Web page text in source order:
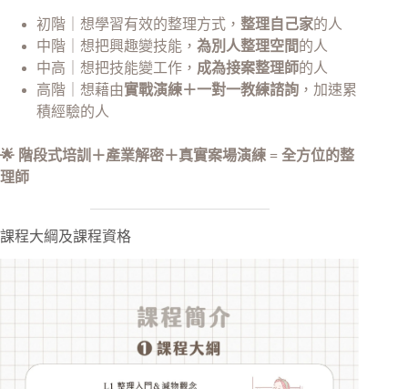
初階｜想學習有效的整理方式， 整理自己家的人
中階｜想把興趣變技能， 為別人整理空間的人
中高｜想把技能變工作， 成為接案整理師的人
高階｜想藉由實戰演練＋一對一教練諮詢 ，加速累
積經驗的人
🌟 階段式培訓＋產業解密＋真實案場演練 = 全方位的整
理師
課程大綱及課程資格